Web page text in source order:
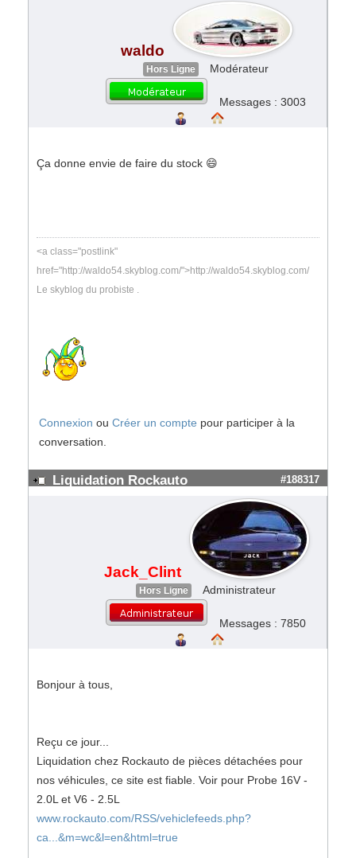
waldo
Hors Ligne Modérateur
Messages : 3003
Ça donne envie de faire du stock 😄
<a class="postlink"
href="http://waldo54.skyblog.com/">http://waldo54.skyblog.com/
Le skyblog du probiste .
Connexion ou Créer un compte pour participer à la
conversation.
Liquidation Rockauto #188317
Jack_Clint
Hors Ligne Administrateur
Messages : 7850
Bonjour à tous,
Reçu ce jour...
Liquidation chez Rockauto de pièces détachées pour
nos véhicules, ce site est fiable. Voir pour Probe 16V -
2.0L et V6 - 2.5L
www.rockauto.com/RSS/vehiclefeeds.php?
ca...&m=wc&l=en&html=true